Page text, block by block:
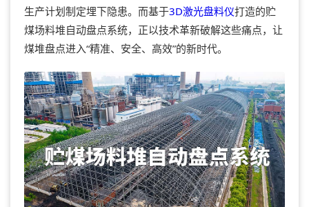
生产计划制定埋下隐患。而基于3D激光盘料仪打造的贮
煤场料堆自动盘点系统，正以技术革新破解这些痛点，让
煤堆盘点进入“精准、安全、高效”的新时代。